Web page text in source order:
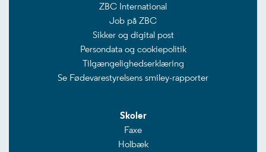
ZBC International
Job på ZBC
Sikker og digital post
Persondata og cookiepolitik
Tilgængelighedserklæring
Se Fødevarestyrelsens smiley-rapporter
Skoler
Faxe
Holbæk